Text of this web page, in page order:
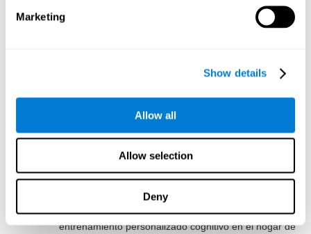
Marketing
Show details
Allow all
Allow selection
Deny
والمراجعة البصريّة، والتسمية
entrenamiento cognitivo y la actividad física combinados
mejoran las capacidades cognitivas más que cada uno por
10.3389/fnagi.2013.00008
Birnboim S, N. Giladi - Basado en un Programa Informático,
Entrenamiento Cognitivo Personalizado versus Juegos de
Ordenador Clásicos: Un Estudio Aleatorizado, Doble Ciego,
2011; 36:91-9.
الذاكرة على المدى القصير، والذاكرة البصريّة، وذاكرة العمل
Shatil E, A Metzer, Horvitz O, Miller R. - Basado en el
entrenamiento personalizado cognitivo en el hogar de